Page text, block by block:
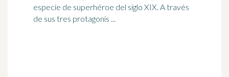
especie de superhéroe del siglo XIX. A través
de sus tres protagonis ...